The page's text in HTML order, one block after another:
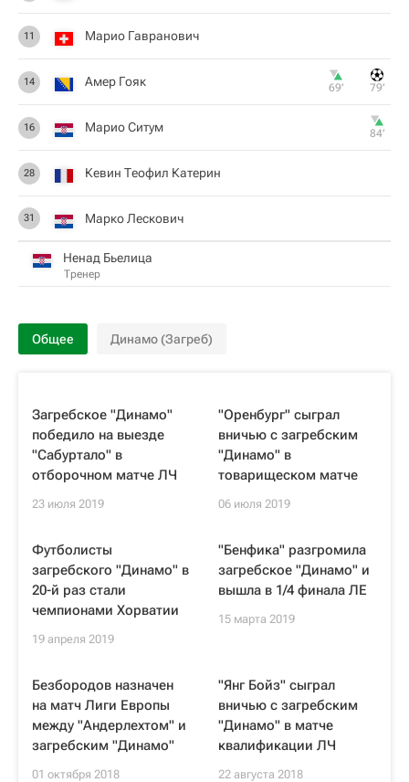
11 Марио Гавранович
14 Амер Гояк 69‎’‎ 79‎’‎
16 Марио Ситум 84‎’‎
28 Кевин Теофил Катерин
31 Марко Лескович
Ненад Бьелица
Тренер
Общее Динамо (Загреб)
Загребское "Динамо"
победило на выезде
"Сабуртало" в
отборочном матче ЛЧ
23 июля 2019
"Оренбург" сыграл
вничью с загребским
"Динамо" в
товарищеском матче
06 июля 2019
Футболисты
загребского "Динамо" в
20-й раз стали
чемпионами Хорватии
19 апреля 2019
"Бенфика" разгромила
загребское "Динамо" и
вышла в 1/4 финала ЛЕ
15 марта 2019
Безбородов назначен
на матч Лиги Европы
между "Андерлехтом" и
загребским "Динамо"
01 октября 2018
"Янг Бойз" сыграл
вничью с загребским
"Динамо" в матче
квалификации ЛЧ
22 августа 2018